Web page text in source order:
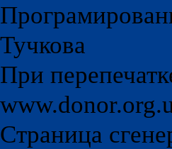
Тучкова
При
Страница